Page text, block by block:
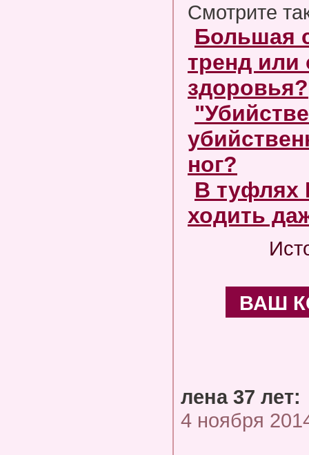
Смотрите
Большая
тренд или
здоровья?
ног?
В туфлях
ходить
ВАШ
лена 37 лет:
4 ноября